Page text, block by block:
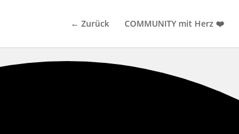
← Zurück COMMUNITY mit Herz ❤️